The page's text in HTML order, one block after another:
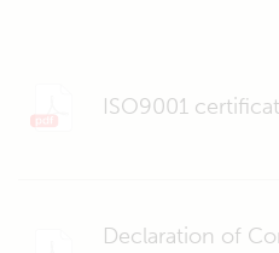
ISO9001
Declaration of